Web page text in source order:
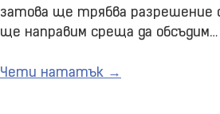
затова ще трябва разрешение
ще направим среща да обсъдим…
Чети нататък →